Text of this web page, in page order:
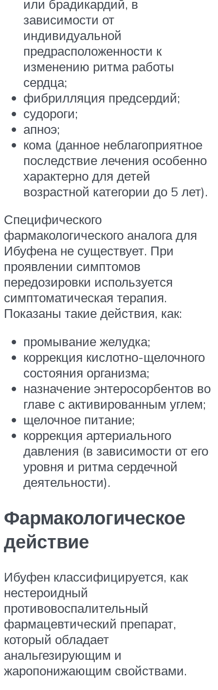
или брадикардий, в
зависимости от
индивидуальной
предрасположенности к
изменению ритма работы
сердца;
фибрилляция предсердий;
судороги;
апноэ;
кома (данное неблагоприятное
последствие лечения особенно
характерно для детей
возрастной категории до 5 лет).
Специфического
фармакологического аналога для
Ибуфена не существует. При
проявлении симптомов
передозировки используется
симптоматическая терапия.
Показаны такие действия, как:
промывание желудка;
коррекция кислотно-щелочного
состояния организма;
назначение энтеросорбентов во
главе с активированным углем;
щелочное питание;
коррекция артериального
давления (в зависимости от его
уровня и ритма сердечной
деятельности).
Фармакологическое
действие
Ибуфен классифицируется, как
нестероидный
противовоспалительный
фармацевтический препарат,
который обладает
анальгезирующим и
жаропонижающим свойствами.